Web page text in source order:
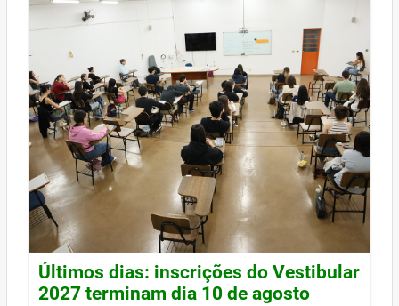
Últimos dias: inscrições do Vestibular
2027 terminam dia 10 de agosto